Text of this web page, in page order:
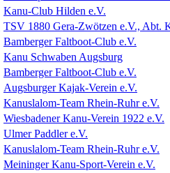
Kanu-Club Hilden e.V.
TSV 1880 Gera-Zwötzen e.V., Abt.
Bamberger Faltboot-Club e.V.
Kanu Schwaben Augsburg
Bamberger Faltboot-Club e.V.
Augsburger Kajak-Verein e.V.
Kanuslalom-Team Rhein-Ruhr e.V.
Wiesbadener Kanu-Verein 1922 e.V.
Ulmer Paddler e.V.
Kanuslalom-Team Rhein-Ruhr e.V.
Meininger Kanu-Sport-Verein e.V.